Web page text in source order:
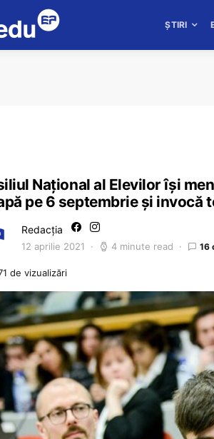
ȘTIRI
Național al Elevilor își
pe 6 septembrie și invocă
Redacția
12 aprilie 2021 4 minute read 16
de vizualizări